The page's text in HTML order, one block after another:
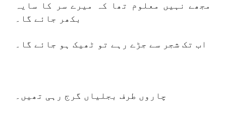
مجھے نہیں معلوم تھا کہ میرے سر کا سایہ
بکھر جائے گا۔
اب تک شجر سے جڑے رہے تو ٹھیک ہو جائے گا۔
چاروں طرف بجلیاں گرج رہی تھیں۔